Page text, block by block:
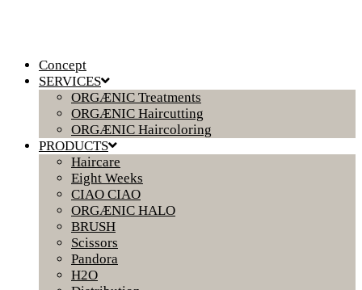
Concept
SERVICES
ORGÆNIC Treatments
ORGÆNIC Haircutting
ORGÆNIC Haircoloring
PRODUCTS
Haircare
Eight Weeks
CIAO CIAO
ORGÆNIC HALO
BRUSH
Scissors
Pandora
H2O